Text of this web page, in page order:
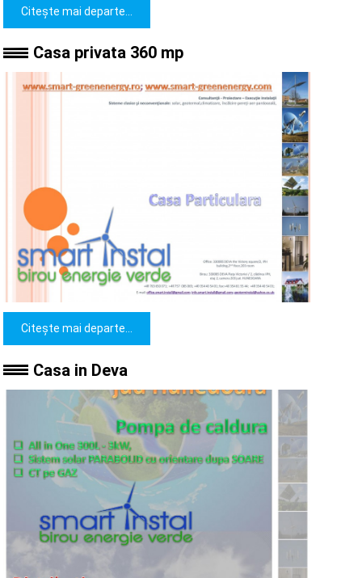
Citește mai departe...
Casa privata 360 mp
Citește mai departe...
Casa in Deva